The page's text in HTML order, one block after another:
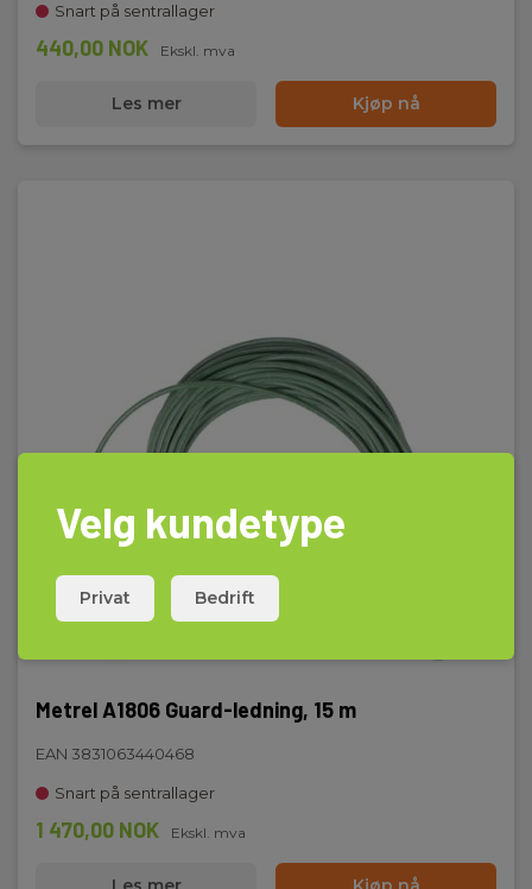
Snart på sentrallager
440,00 NOK Ekskl. mva
Les mer Kjøp nå
Metrel A1806 Guard-ledning, 15 m
EAN 3831063440468
Snart på sentrallager
1 470,00 NOK Ekskl. mva
Velg kundetype
Privat Bedrift